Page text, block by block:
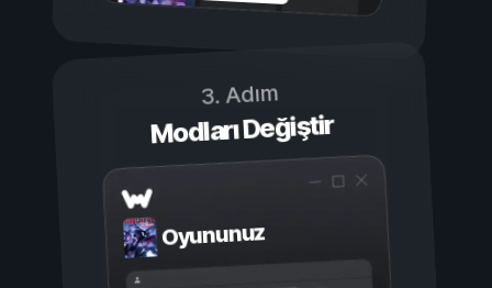
3. Adım
Modları Değiştir
Oyununuz